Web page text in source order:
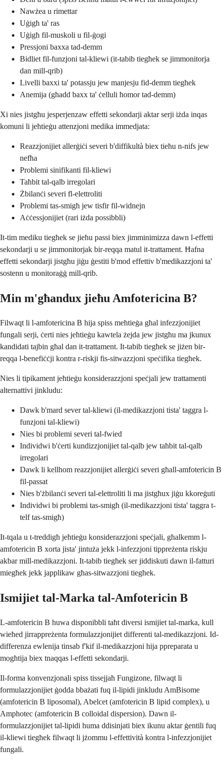
Nawżea u rimettar
Uġigħ ta' ras
Uġigħ fil-muskoli u fil-ġogi
Pressjoni baxxa tad-demm
Bidliet fil-funzjoni tal-kliewi (it-tabib tiegħek se jimmonitorja
dan mill-qrib)
Livelli baxxi ta' potassju jew manjesju fid-demm tiegħek
Anemija (għadd baxx ta' ċelluli ħomor tad-demm)
Xi nies jistgħu jesperjenzaw effetti sekondarji aktar serji iżda inqas
komuni li jeħtieġu attenzjoni medika immedjata:
Reazzjonijiet allerġiċi severi b'diffikultà biex tieħu n-nifs jew
nefħa
Problemi sinifikanti fil-kliewi
Taħbit tal-qalb irregolari
Żbilanċi severi fl-elettroliti
Problemi tas-smigħ jew tisfir fil-widnejn
Aċċessjonijiet (rari iżda possibbli)
It-tim mediku tiegħek se jieħu passi biex jimminimizza dawn l-effetti
sekondarji u se jimmonitorjak bir-reqqa matul it-trattament. Ħafna
effetti sekondarji jistgħu jiġu ġestiti b'mod effettiv b'medikazzjoni ta'
sostenn u monitoraġġ mill-qrib.
Min m'għandux jieħu Amfotericina B?
Filwaqt li l-amfotericina B hija spiss meħtieġa għal infezzjonijiet
fungali serji, ċerti nies jeħtieġu kawtela żejda jew jistgħu ma jkunux
kandidati tajbin għal dan it-trattament. It-tabib tiegħek se jiżen bir-
reqqa l-benefiċċji kontra r-riskji fis-sitwazzjoni speċifika tiegħek.
Nies li tipikament jeħtieġu konsiderazzjoni speċjali jew trattamenti
alternattivi jinkludu:
Dawk b'mard sever tal-kliewi (il-medikazzjoni tista' taggra l-
funzjoni tal-kliewi)
Nies bi problemi severi tal-fwied
Individwi b'ċerti kundizzjonijiet tal-qalb jew taħbit tal-qalb
irregolari
Dawk li kellhom reazzjonijiet allerġiċi severi għall-amfotericin B
fil-passat
Nies b'żbilanċi severi tal-elettroliti li ma jistgħux jiġu kkoreġuti
Individwi bi problemi tas-smigħ (il-medikazzjoni tista' taggra t-
telf tas-smigħ)
It-tqala u t-treddigħ jeħtieġu konsiderazzjoni speċjali, għalkemm l-
amfotericin B xorta jista' jintuża jekk l-infezzjoni tippreżenta riskju
akbar mill-medikazzjoni. It-tabib tiegħek ser jiddiskuti dawn il-fatturi
miegħek jekk japplikaw għas-sitwazzjoni tiegħek.
Ismijiet tal-Marka tal-Amfotericin B
L-amfotericin B huwa disponibbli taħt diversi ismijiet tal-marka, kull
wieħed jirrappreżenta formulazzjonijiet differenti tal-medikazzjoni. Id-
differenza ewlenija tinsab f'kif il-medikazzjoni hija ppreparata u
mogħtija biex tnaqqas l-effetti sekondarji.
Il-forma konvenzjonali spiss tissejjaħ Fungizone, filwaqt li
formulazzjonijiet ġodda bbażati fuq il-lipidi jinkludu AmBisome
(amfotericin B liposomal), Abelcet (amfotericin B lipid complex), u
Amphotec (amfotericin B colloidal dispersion). Dawn il-
formulazzjonijiet tal-lipidi huma ddisinjati biex ikunu aktar ġentili fuq
il-kliewi tiegħek filwaqt li jżommu l-effettività kontra l-infezzjonijiet
fungali.